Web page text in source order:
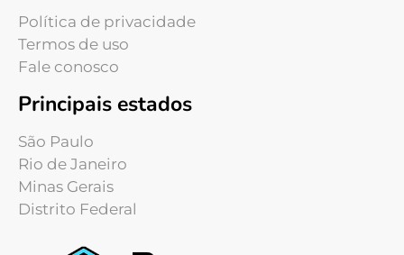
Política de privacidade
Termos de uso
Fale conosco
Principais estados
São Paulo
Rio de Janeiro
Minas Gerais
Distrito Federal